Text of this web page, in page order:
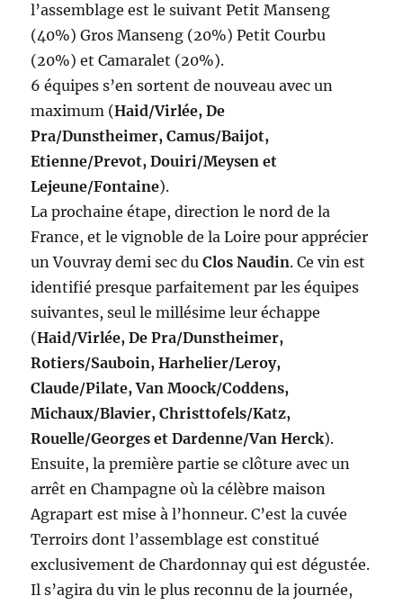
l’assemblage est le suivant Petit Manseng
(40%) Gros Manseng (20%) Petit Courbu
(20%) et Camaralet (20%).
6 équipes s’en sortent de nouveau avec un
maximum (Haid/Virlée, De
Pra/Dunstheimer, Camus/Baijot,
Etienne/Prevot, Douiri/Meysen et
Lejeune/Fontaine).
La prochaine étape, direction le nord de la
France, et le vignoble de la Loire pour apprécier
un Vouvray demi sec duClos Naudin. Ce vin est
identifié presque parfaitement par les équipes
suivantes, seul le millésime leur échappe
(Haid/Virlée, De Pra/Dunstheimer,
Rotiers/Sauboin, Harhelier/Leroy,
Claude/Pilate, Van Moock/Coddens,
Michaux/Blavier, Christtofels/Katz,
Rouelle/Georges et Dardenne/Van Herck).
Ensuite, la première partie se clôture avec un
arrêt en Champagne où la célèbre maison
Agrapart est mise à l’honneur. C’est la cuvée
Terroirs dont l’assemblage est constitué
exclusivement de Chardonnay qui est dégustée.
Il s’agira du vin le plus reconnu de la journée,